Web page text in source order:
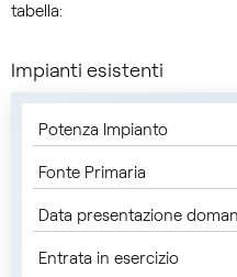
tabella:
Impianti esistenti
Potenza Impianto
Fonte Primaria
Data presentazione
Entrata in esercizio